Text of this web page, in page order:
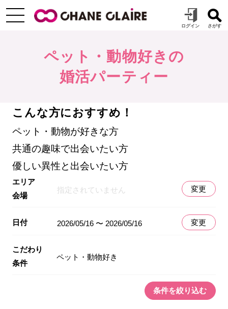
ペット・動物好きの
婚活パーティー
こんな方におすすめ！
ペット・動物が好きな方
共通の趣味で出会いたい方
優しい異性と出会いたい方
エリア
会場
指定されていません 変更
日付 2026/05/16 〜 2026/05/16 変更
こだわり
条件
ペット・動物好き
条件を絞り込む